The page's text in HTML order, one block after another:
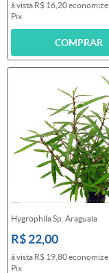
à vista R$ 16,20economize
Pix
COMPRAR
Hygrophila Sp. Araguaia
R$ 22,00
à vista R$ 19,80economize
Pix